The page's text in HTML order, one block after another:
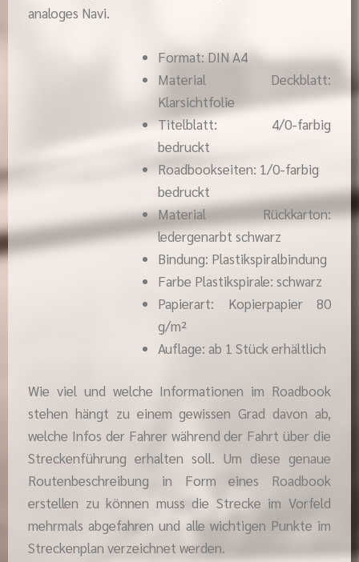
analoges Navi.
Format: DIN A4
Material Deckblatt:
Klarsichtfolie
Titelblatt: 4/0-farbig
bedruckt
Roadbookseiten: 1/0-farbig
bedruckt
Material Rückkarton:
ledergenarbt schwarz
Bindung: Plastikspiralbindung
Farbe Plastikspirale: schwarz
Papierart: Kopierpapier 80
g/m²
Auflage: ab 1 Stück erhältlich
Wie viel und welche Informationen im Roadbook
stehen hängt zu einem gewissen Grad davon ab,
welche Infos der Fahrer während der Fahrt über die
Streckenführung erhalten soll. Um diese genaue
Routenbeschreibung in Form eines Roadbook
erstellen zu können muss die Strecke im Vorfeld
mehrmals abgefahren und alle wichtigen Punkte im
Streckenplan verzeichnet werden.